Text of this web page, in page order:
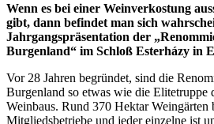
Wenn es bei einer Weinverkostung
gibt, dann befindet man sich
Jahrgangspräsentation der
Burgenland“ im Schloß Esterházy in
Vor 28 Jahren begründet, sind die
Burgenland so etwas wie die Elitetruppe
Weinbaus. Rund 370 Hektar
Mitgliedsbetriebe und jeder einzelne ist